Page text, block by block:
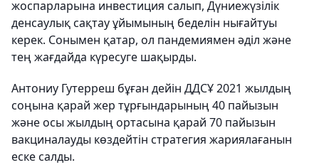
жоспарларына инвестиция салып, Дүниежүзілік
денсаулық сақтау ұйымының беделін нығайтуы
керек. Сонымен қатар, ол пандемиямен әділ және
тең жағдайда күресуге шақырды.
Антониу Гутерреш бұған дейін ДДСҰ 2021 жылдың
соңына қарай жер тұрғындарының 40 пайызын
және осы жылдың ортасына қарай 70 пайызын
вакциналауды көздейтін стратегия жариялағанын
еске салды.